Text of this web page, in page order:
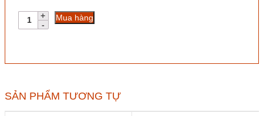
Khóa
số
lượng
Mua hàng
SẢN PHẨM TƯƠNG TỰ